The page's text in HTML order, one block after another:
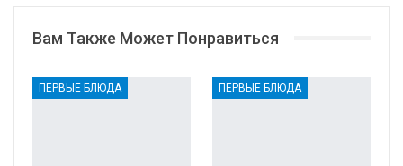
Вам Также Может Понравиться
ПЕРВЫЕ БЛЮДА ПЕРВЫЕ БЛЮДА